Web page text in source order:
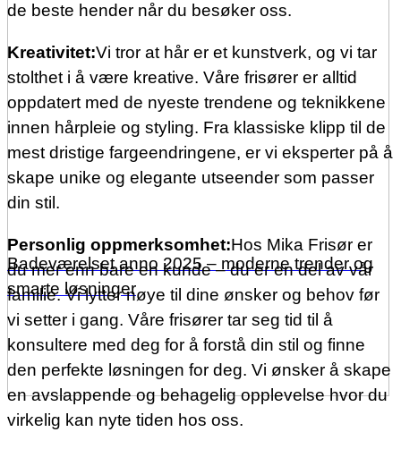
Badeværelset anno 2025 – moderne trender og
smarte løsninger
de beste hender når du besøker oss.
Kreativitet:Vi tror at hår er et kunstverk, og vi tar
stolthet i å være kreative. Våre frisører er alltid
oppdatert med de nyeste trendene og teknikkene
innen hårpleie og styling. Fra klassiske klipp til de
mest dristige fargeendringene, er vi eksperter på å
skape unike og elegante utseender som passer
din stil.
Personlig oppmerksomhet:Hos Mika Frisør er
du mer enn bare en kunde – du er en del av vår
familie. Vi lytter nøye til dine ønsker og behov før
vi setter i gang. Våre frisører tar seg tid til å
konsultere med deg for å forstå din stil og finne
den perfekte løsningen for deg. Vi ønsker å skape
en avslappende og behagelig opplevelse hvor du
virkelig kan nyte tiden hos oss.